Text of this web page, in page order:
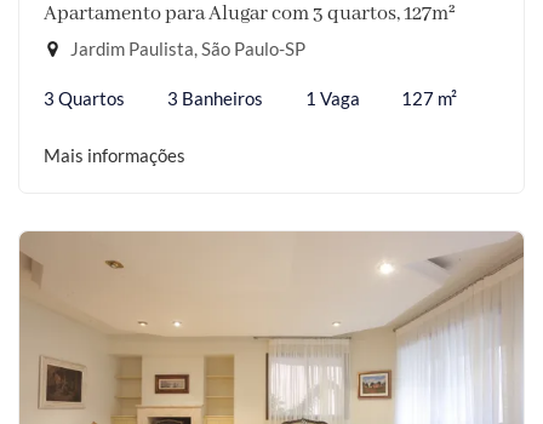
Apartamento para Alugar com 3 quartos, 127m²
Jardim Paulista, São Paulo-SP
3 Quartos 3 Banheiros 1 Vaga 127 m²
Mais informações